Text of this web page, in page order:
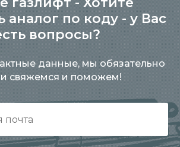
аналог по коду - у Вас
вопросы?
данные, мы обязательно
свяжемся и поможем!